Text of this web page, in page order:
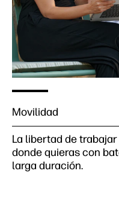
Movilidad
La libertad de
donde quieras con
larga duración.